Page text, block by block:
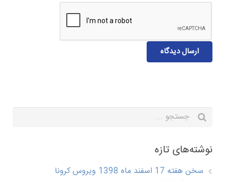
نوشته‌های تازه
سخن هفته 17 اسفند ماه 1398 ویروس کرونا